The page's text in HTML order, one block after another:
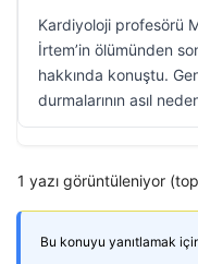
Kardiyoloji profesörü
İrtem’in ölümünden
hakkında konuştu.
durmalarının asıl
1 yazı görüntüleniyor
Bu konuyu yanıtlamak